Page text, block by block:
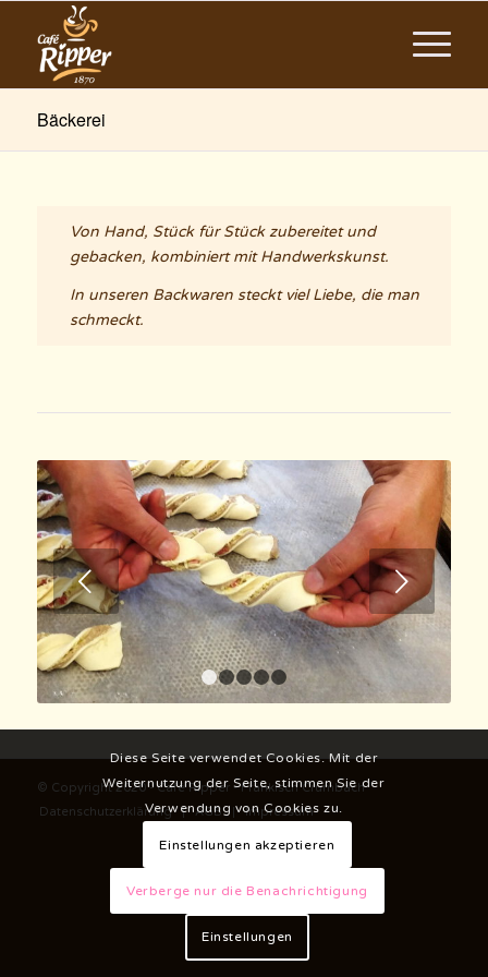
Bäckerei
Von Hand, Stück für Stück zubereitet und
gebacken, kombiniert mit Handwerkskunst.
In unseren Backwaren steckt viel Liebe, die man
schmeckt.
Weiter
3
© Copyright 2020 - Café Ripper - Fränkisch Crumbach
Datenschutzerklärung
AGB Impressum
Diese Seite verwendet Cookies. Mit der
Weiternutzung der Seite, stimmen Sie der
Verwendung von Cookies zu.
Einstellungen akzeptieren
Verberge nur die Benachrichtigung
Einstellungen